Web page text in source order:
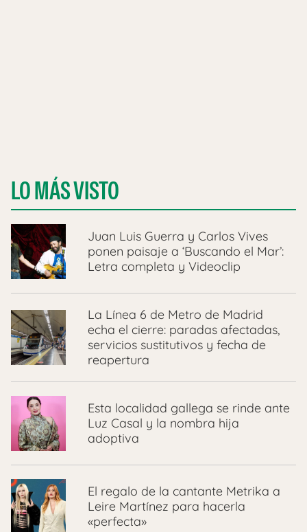
LO MÁS VISTO
Juan Luis Guerra y Carlos Vives
ponen paisaje a ‘Buscando el Mar’:
Letra completa y Videoclip
La Línea 6 de Metro de Madrid
echa el cierre: paradas afectadas,
servicios sustitutivos y fecha de
reapertura
Esta localidad gallega se rinde ante
Luz Casal y la nombra hija
adoptiva
El regalo de la cantante Metrika a
Leire Martínez para hacerla
«perfecta»